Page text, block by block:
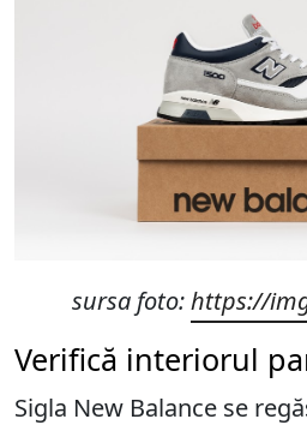
sursa foto:https://
Verifică interiorul
Sigla New Balance se